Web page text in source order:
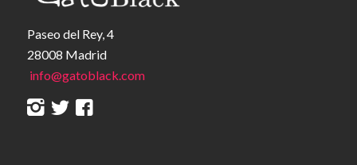
Paseo del Rey, 4
28008 Madrid
info@gatoblack.com